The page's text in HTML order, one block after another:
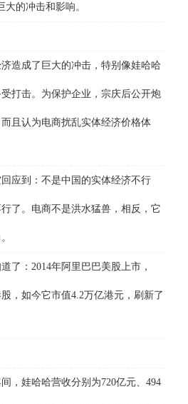
大的冲击和影响。
成了巨大的冲击，特别像娃哈哈
打击。为保护企业，宗庆后公开炮
且认为电商扰乱实体经济价格体
到：不是中国的实体经济不行
了。电商不是洪水猛兽，相反，它
：2014年阿里巴巴美股上市，
，如今它市值4.2万亿港元，刷新了
娃哈哈营收分别为720亿元、494